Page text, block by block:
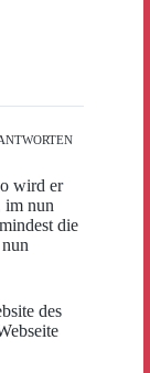
wird er
im nun
die
des